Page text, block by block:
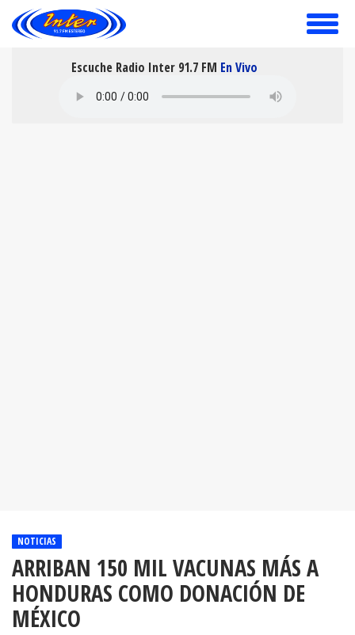
toggle
Escuche Radio Inter 91.7 FM En Vivo
NOTICIAS
ARRIBAN 150 MIL VACUNAS MÁS A
HONDURAS COMO DONACIÓN DE
MÉXICO